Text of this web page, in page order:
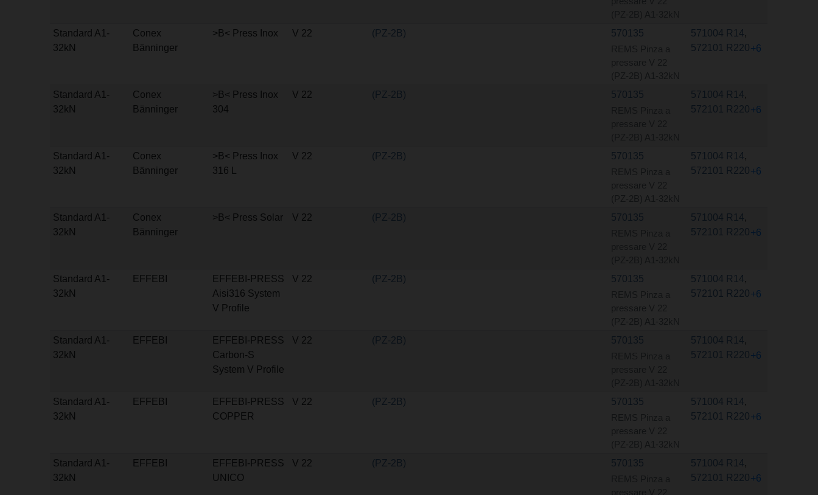
Standard A1-
32kN
Conex
Bänninger
>B< Press Inox V 22 (PZ-2B) 570135 571004 R14,
572101 R220+6
Standard A1-
32kN
Conex
Bänninger
>B< Press Inox
304
V 22 (PZ-2B) 570135 571004 R14,
572101 R220+6
Standard A1-
32kN
Conex
Bänninger
>B< Press Inox
316 L
V 22 (PZ-2B) 570135 571004 R14,
572101 R220+6
Standard A1-
32kN
Conex
Bänninger
>B< Press Solar V 22 (PZ-2B) 570135 571004 R14,
572101 R220+6
Standard A1-
32kN
EFFEBI
EFFEBI-PRESS
Aisi316 System
V Profile
V 22 (PZ-2B) 570135 571004 R14,
572101 R220+6
Standard A1-
32kN
EFFEBI
EFFEBI-PRESS
Carbon-S
System V Profile
V 22 (PZ-2B) 570135 571004 R14,
572101 R220+6
Standard A1-
32kN
EFFEBI
EFFEBI-PRESS
COPPER
V 22 (PZ-2B) 570135 571004 R14,
572101 R220+6
Standard A1-
32kN
EFFEBI
EFFEBI-PRESS
UNICO
V 22 (PZ-2B) 570135 571004 R14,
572101 R220+6